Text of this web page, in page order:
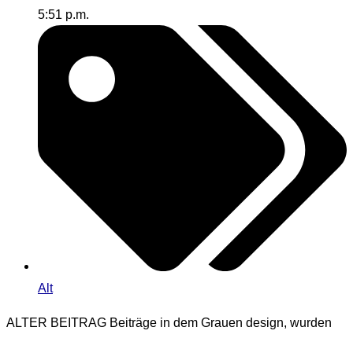
5:51 p.m.
Alt
ALTER BEITRAG Beiträge in dem Grauen design, wurden